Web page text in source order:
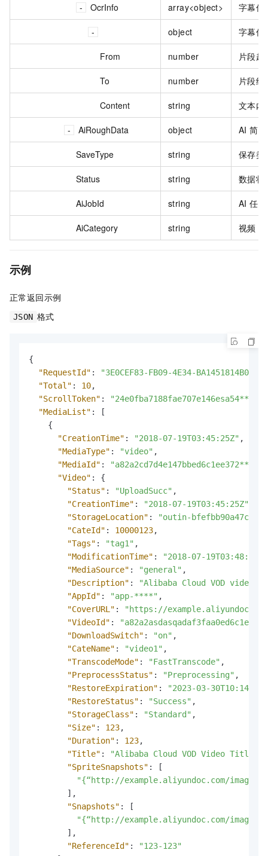
OcrInfo array<object> 字幕信
object 字幕信
From number 片段起
To number 片段结
Content string 文本内
AiRoughData object AI 简
SaveType string 保存类
Status string 数据状
AiJobId string AI 任
AiCategory string 视频
示例
正常返回示例
JSON 格式
{
"RequestId" :
"3E0CEF83-FB09-4E34-
"Total" : 10,
"ScrollToken" : "24e0fba7188fae707e146esa54****"
"MediaList" :
[
{
"CreationTime" : "2018-07-19T03:45:25Z" ,
"MediaType" : "video" ,
"MediaId" : "a82a2cd7d4e147bbed6c1ee372****"
"Video" :
{
"Status" : "UploadSucc" ,
"CreationTime" : "2018-07-19T03:45:25Z"
"StorageLocation" :
"outin-
"CateId" : 10000123,
"Tags" : "tag1" ,
"ModificationTime" :
"2018-07-19T03:48:25Z"
"MediaSource" : "general" ,
"Description" :
"Alibaba Cloud VOD video
"AppId" : "app-****" ,
"CoverURL" :
"https://
"VideoId" :
"DownloadSwitch" : "on" ,
"CateName" : "video1" ,
"TranscodeMode" : "FastTranscode" ,
"PreprocessStatus" : "Preprocessing" ,
"RestoreExpiration" :
"2023-03-
"RestoreStatus" : "Success" ,
"StorageClass" : "Standard" ,
"Size" : 123,
"Duration" : 123,
"Title" : "Alibaba Cloud VOD Video Title"
"SpriteSnapshots" :
[
"{“http://example.aliyundoc.com/
] ,
"Snapshots" :
[
"{“http://example.aliyundoc.com/
] ,
"ReferenceId" :
"123-123"